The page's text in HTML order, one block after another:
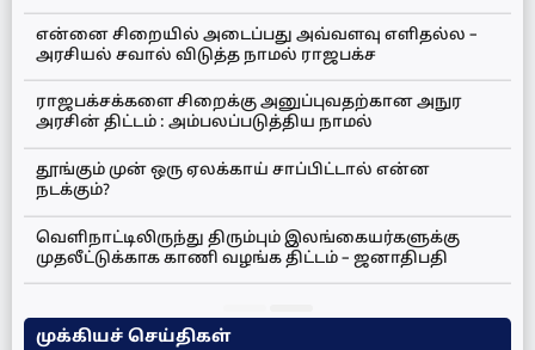
என்னை சிறையில் அடைப்பது அவ்வளவு எளிதல்ல –
அரசியல் சவால் விடுத்த நாமல் ராஜபக்ச
ராஜபக்சக்களை சிறைக்கு அனுப்புவதற்கான அநுர
அரசின் திட்டம் : அம்பலப்படுத்திய நாமல்
தூங்கும் முன் ஒரு ஏலக்காய் சாப்பிட்டால் என்ன
நடக்கும்?
வெளிநாட்டிலிருந்து திரும்பும் இலங்கையர்களுக்கு
முதலீட்டுக்காக காணி வழங்க திட்டம் – ஜனாதிபதி
முக்கியச் செய்திகள்